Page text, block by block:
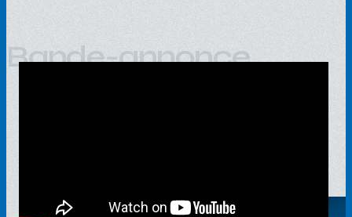
Bande-annonce